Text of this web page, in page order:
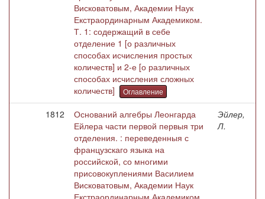
Висковатовым, Академии Наук
Екстраординарным Академиком.
Т. 1: содержащий в себе
отделение 1 [о различных
способах исчисления простых
количеств] и 2-е [о различных
способах исчисления сложных
количеств]
Оглавление
1812
Оснований алгебры Леонгарда
Ейлера части первой первыя три
отделения. : переведенныя с
французскаго языка на
российской, со многими
присовокуплениями Василием
Висковатовым, Академии Наук
Екстраординарным Академиком.
Эйлер,
Л.